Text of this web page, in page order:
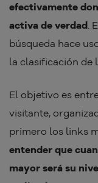
efectivamente
activa de verdad.
búsqueda hace
la clasificación de
El objetivo es
visitante,
primero los links
entender que
mayor será su